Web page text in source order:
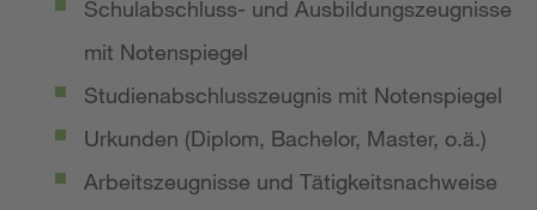
Schulabschluss- und Ausbildungszeugnisse
mit Notenspiegel
Studienabschlusszeugnis mit Notenspiegel
Urkunden (Diplom, Bachelor, Master, o.ä.)
Arbeitszeugnisse und Tätigkeitsnachweise